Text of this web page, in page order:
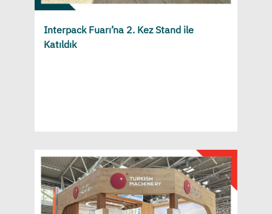
Interpack Fuarı’na 2. Kez Stand ile
Katıldık